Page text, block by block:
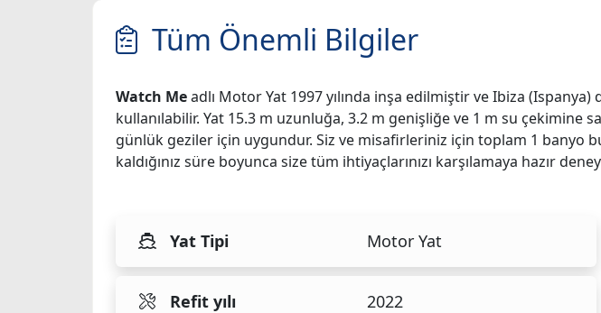
Tüm Önemli Bilgiler
Watch Meadlı Motor Yat 1997 yılında inşa edilmiştir ve Ibiza
kullanılabilir. Yat 15.3 m uzunluğa, 3.2 m genişliğe ve 1 m su çekimine
günlük geziler için uygundur. Siz ve misafirleriniz için toplam 1 banyo
kaldığınız süre boyunca size tüm ihtiyaçlarınızı karşılamaya hazır
Yat Tipi Motor Yat
Refit yılı 2022